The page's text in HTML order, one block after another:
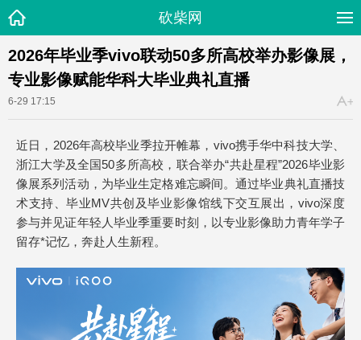
砍柴网
2026年毕业季vivo联动50多所高校举办影像展，
专业影像赋能华科大毕业典礼直播
6-29 17:15
近日，2026年高校毕业季拉开帷幕，vivo携手华中科技大学、
浙江大学及全国50多所高校，联合举办“共赴星程”2026毕业影
像展系列活动，为毕业生定格难忘瞬间。通过毕业典礼直播技
术支持、毕业MV共创及毕业影像馆线下交互展出，vivo深度
参与并见证年轻人毕业季重要时刻，以专业影像助力青年学子
留存*记忆，奔赴人生新程。